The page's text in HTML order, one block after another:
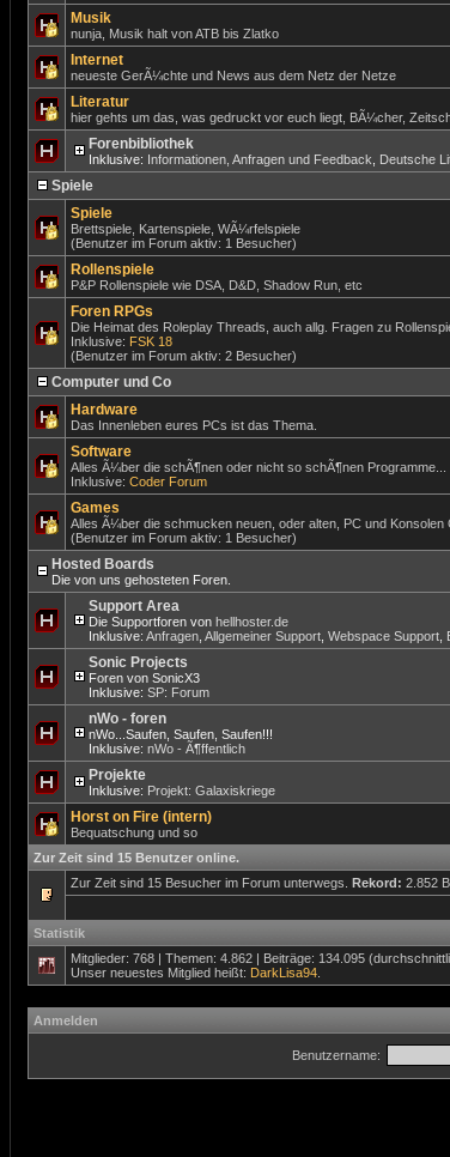
Musik
nunja, Musik halt von ATB bis Zlatko
Internet
neueste GerÃ¼chte und News aus dem Netz der Netze
Literatur
hier gehts um das, was gedruckt vor euch liegt, BÃ¼cher,
Forenbibliothek
Inklusive: Informationen, Anfragen und Feedback Deutsche
Spiele
Spiele
Brettspiele, Kartenspiele, WÃ¼rfelspiele
(Benutzer im Forum aktiv: 1 Besucher)
Rollenspiele
P&P Rollenspiele wie DSA, D&D, Shadow Run, etc
Foren RPGs
Die Heimat des Roleplay Threads, auch allg. Fragen zu
Inklusive: FSK 18
(Benutzer im Forum aktiv: 2 Besucher)
Computer und Co
Hardware
Das Innenleben eures PCs ist das Thema.
Software
Alles Ã¼ber die schÃ¶nen oder nicht so schÃ¶nen Programme...
Inklusive: Coder Forum
Games
Alles Ã¼ber die schmucken neuen, oder alten, PC und Konsolen
(Benutzer im Forum aktiv: 1 Besucher)
Hosted Boards
Die von uns gehosteten Foren.
Support Area
Die Supportforen von hellhoster.de
Inklusive: Anfragen, Allgemeiner Support, Webspace Support,
Sonic Projects
Foren von SonicX3
Inklusive: SP: Forum
nWo - foren
nWo...Saufen, Saufen, Saufen!!!
Inklusive: nWo - Ã¶ffentlich
Projekte
Inklusive: Projekt: Galaxiskriege
Horst on Fire (intern)
Bequatschung und so
Zur Zeit sind 15 Benutzer online.
Zur Zeit sind 15 Besucher im Forum unterwegs. Rekord: 2.852
Statistik
Mitglieder: 768 | Themen: 4.862 | Beiträge: 134.095
Unser neuestes Mitglied heißt: DarkLisa94.
Anmelden
Benutzername: